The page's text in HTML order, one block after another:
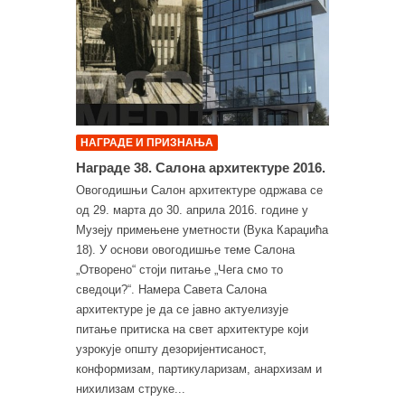
НАГРАДЕ И ПРИЗНАЊА
Награде 38. Салона архитектуре 2016.
Овогодишњи Салон архитектуре одржава се
од 29. марта до 30. априла 2016. године у
Музеју примењене уметности (Вука Караџића
18). У основи овогодишње теме Салона
„Отворено“ стоји питање „Чега смо то
сведоци?“. Намера Савета Салона
архитектуре је да се јавно актуелизује
питање притиска на свет архитектуре који
узрокује општу дезоријентисаност,
конформизам, партикуларизам, анархизам и
нихилизам струке...